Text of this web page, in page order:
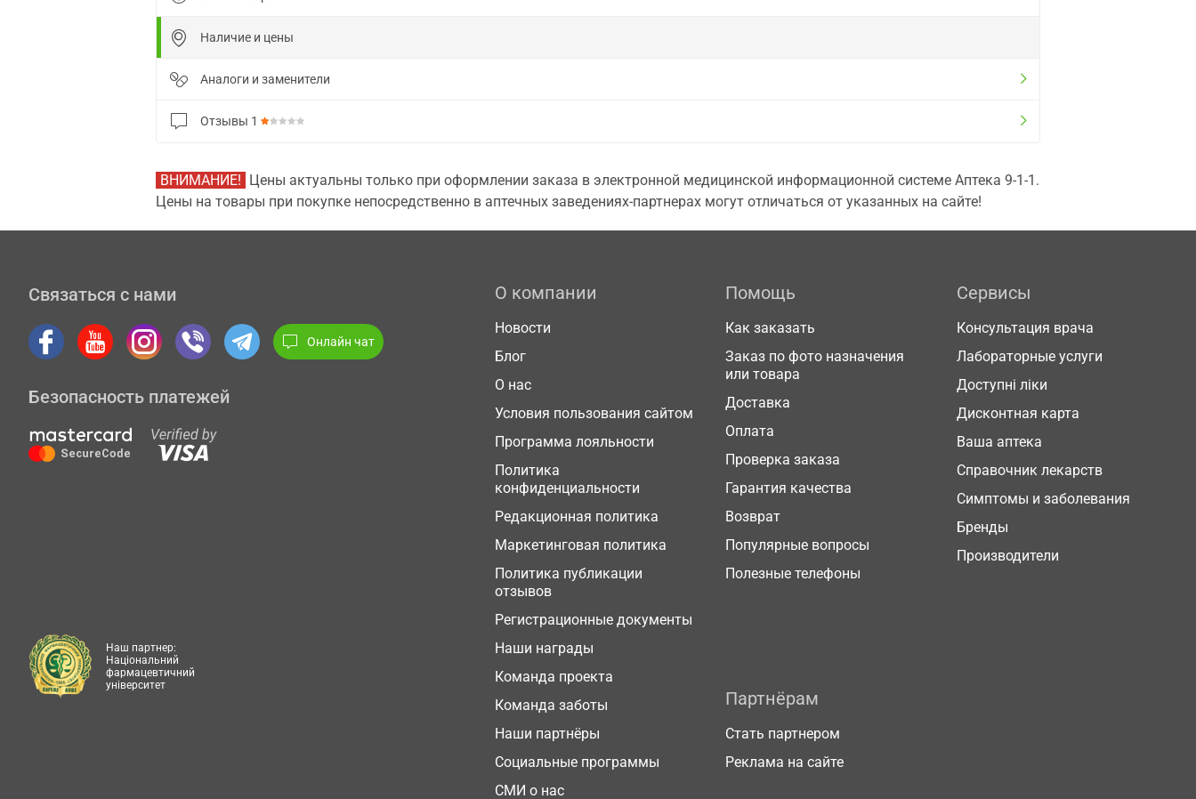
Наличие и цены
Аналоги и заменители
Отзывы 1
ВНИМАНИЕ! Цены актуальны только при оформлении заказа в электронной медицинской информационной системе Аптека 9-1-1.
Цены на товары при покупке непосредственно в аптечных заведениях-партнерах могут отличаться от указанных на сайте!
Связаться с нами
Онлайн чат
Безопасность платежей
О компании
Новости
Блог
О нас
Условия пользования сайтом
Программа лояльности
Политика
конфиденциальности
Редакционная политика
Маркетинговая политика
Политика публикации
отзывов
Регистрационные документы
Наши награды
Команда проекта
Команда заботы
Наши партнёры
Социальные программы
СМИ о нас
Помощь
Как заказать
Заказ по фото назначения
или товара
Доставка
Оплата
Проверка заказа
Гарантия качества
Возврат
Популярные вопросы
Полезные телефоны
Сервисы
Консультация врача
Лабораторные услуги
Доступні ліки
Дисконтная карта
Ваша аптека
Справочник лекарств
Симптомы и заболевания
Бренды
Производители
Партнёрам
Стать партнером
Реклама на сайте
Наш партнер:
Національний
фармацевтичний
університет